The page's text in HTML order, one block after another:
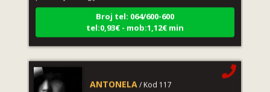
Broj tel: 064/600-600
tel:0,93€ - mob:1,12€ min